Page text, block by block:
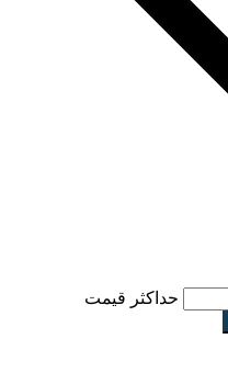
حداكثر قيمت